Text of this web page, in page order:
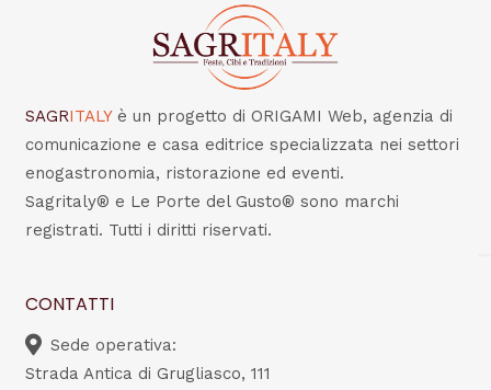
SAGRITALY è un progetto di ORIGAMI Web, agenzia di
comunicazione e casa editrice specializzata nei settori
enogastronomia, ristorazione ed eventi.
Sagritaly® e Le Porte del Gusto® sono marchi
registrati. Tutti i diritti riservati.
CONTATTI
Sede operativa:
Strada Antica di Grugliasco, 111